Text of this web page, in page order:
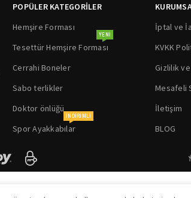
POPÜLER KATEGORİLER
Hemşire Forması
Tesettür Hemşire Forması
YENI
Cerrahi Boneler
Sabo terlikler
Doktor önlüğü
Spor Ayakkabılar
INDIRIMLI
İptal ve
KVKK
Gizlilik
Mesafeli
İletişim
BLOG